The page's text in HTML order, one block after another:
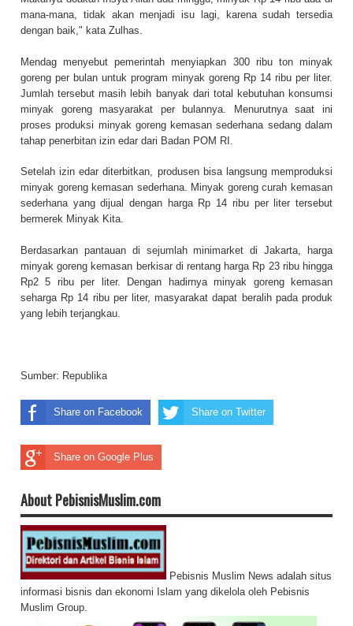
mana-mana, tidak akan menjadi isu lagi, karena sudah tersedia
dengan baik," kata Zulhas.
Mendag menyebut pemerintah menyiapkan 300 ribu ton minyak
goreng per bulan untuk program minyak goreng Rp 14 ribu per liter.
Jumlah tersebut masih lebih banyak dari total kebutuhan konsumsi
minyak goreng masyarakat per bulannya. Menurutnya saat ini
proses produksi minyak goreng kemasan sederhana sedang dalam
tahap penerbitan izin edar dari Badan POM RI.
Setelah izin edar diterbitkan, produsen bisa langsung memproduksi
minyak goreng kemasan sederhana. Minyak goreng curah kemasan
sederhana yang dijual dengan harga Rp 14 ribu per liter tersebut
bermerek Minyak Kita.
Berdasarkan pantauan di sejumlah minimarket di Jakarta, harga
minyak goreng kemasan berkisar di rentang harga Rp 23 ribu hingga
Rp2 5 ribu per liter. Dengan hadirnya minyak goreng kemasan
seharga Rp 14 ribu per liter, masyarakat dapat beralih pada produk
yang lebih terjangkau.
Sumber: Republika
Share on Facebook Share on Twitter
Share on Google Plus
About PebisnisMuslim.com
Pebisnis Muslim News adalah situs
informasi bisnis dan ekonomi Islam yang dikelola oleh Pebisnis
Muslim Group.